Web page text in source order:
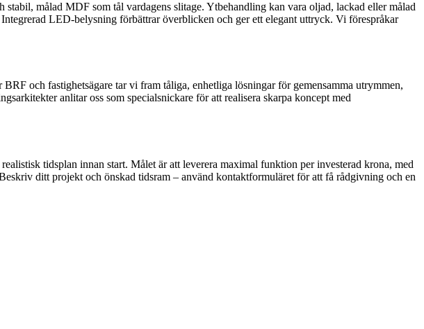
målad MDF som tål vardagens slitage. Ytbehandling kan vara oljad, lackad eller målad
LED-belysning förbättrar överblicken och ger ett elegant uttryck. Vi förespråkar
och fastighetsägare tar vi fram tåliga, enhetliga lösningar för gemensamma utrymmen,
anlitar oss som specialsnickare för att realisera skarpa koncept med
tidsplan innan start. Målet är att leverera maximal funktion per investerad krona, med
ditt projekt och önskad tidsram – använd kontaktformuläret för att få rådgivning och en